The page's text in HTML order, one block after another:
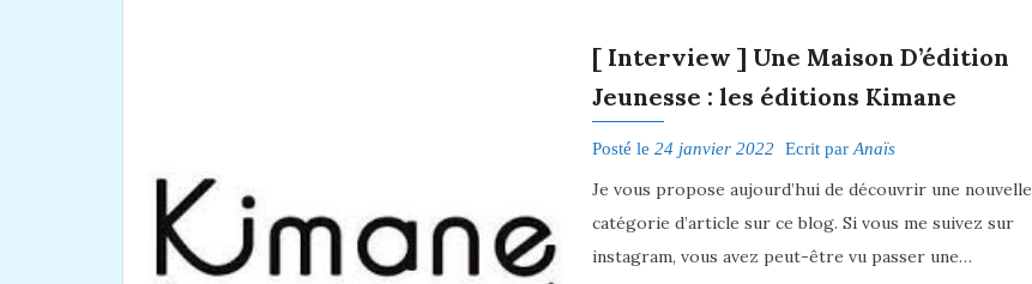
[ Interview ] Une Maison D’édition
Jeunesse : les éditions Kimane
Posté le 24 janvier 2022 Ecrit par Anaïs
Je vous propose aujourd’hui de découvrir une nouvelle
catégorie d’article sur ce blog. Si vous me suivez sur
instagram, vous avez peut-être vu passer une…